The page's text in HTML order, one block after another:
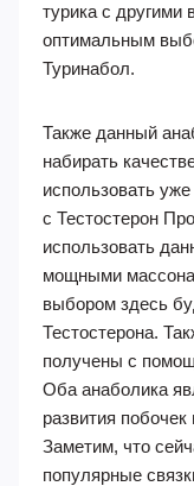
турика с
оптимальным
Туринабол.
Также данный
набирать
использовать
с Тестостерон
использовать
мощными
выбором здесь
Тестостерона.
получены с
Оба анаболика
развития
Заметим, что
популярные